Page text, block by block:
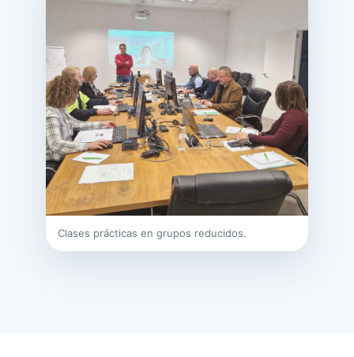
Clases prácticas en grupos reducidos.